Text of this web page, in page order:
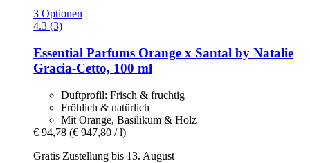
3 Optionen
4.3 (3)
Essential Parfums Orange x Santal by Natalie
Gracia-​Cetto, 100 ml
Duftprofil: Frisch & fruchtig
Fröhlich & natürlich
Mit Orange, Basilikum & Holz
€ 94,78 (€ 947,80 / l)
Gratis Zustellung bis 13. August